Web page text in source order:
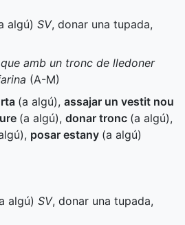
algú) SV, donar una tupada,
amb un tronc de lledoner
(A-M)
(a algú), assajar un vestit nou
(a algú), donar tronc (a algú),
, posar estany (a algú)
algú) SV, donar una tupada,